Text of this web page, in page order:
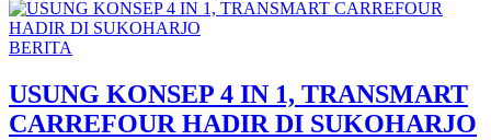
BERITA
USUNG KONSEP 4 IN 1, TRANSMART
CARREFOUR HADIR DI SUKOHARJO